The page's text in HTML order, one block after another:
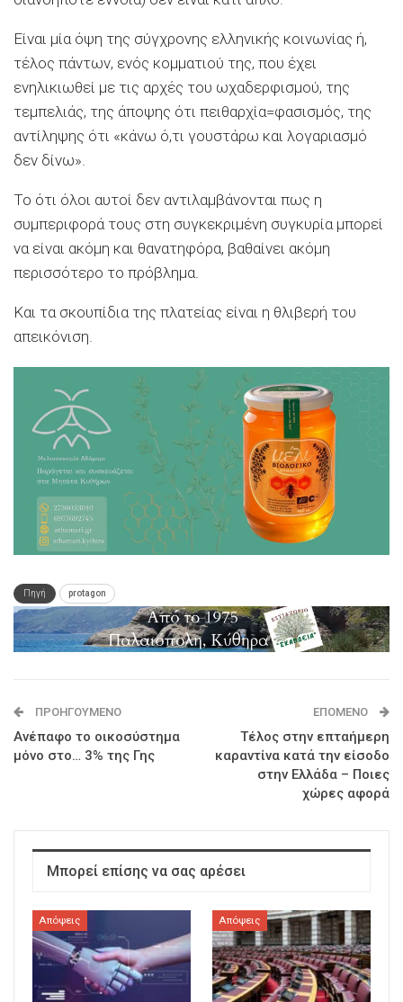
Είναι μία όψη της σύγχρονης ελληνικής κοινωνίας ή,
τέλος πάντων, ενός κομματιού της, που έχει
ενηλικιωθεί με τις αρχές του ωχαδερφισμού, της
τεμπελιάς, της άποψης ότι πειθαρχία=φασισμός, της
αντίληψης ότι «κάνω ό,τι γουστάρω και λογαριασμό
δεν δίνω».
Το ότι όλοι αυτοί δεν αντιλαμβάνονται πως η
συμπεριφορά τους στη συγκεκριμένη συγκυρία μπορεί
να είναι ακόμη και θανατηφόρα, βαθαίνει ακόμη
περισσότερο το πρόβλημα.
Και τα σκουπίδια της πλατείας είναι η θλιβερή του
απεικόνιση.
Πηγή protagon
ΠΡΟΗΓΟΎΜΕΝΟ
Aνέπαφο το οικοσύστημα
μόνο στο… 3% της Γης
ΕΠΌΜΕΝΟ
Τέλος στην επταήμερη
καραντίνα κατά την είσοδο
στην Ελλάδα – Ποιες
χώρες αφορά
Μπορεί επίσης να σας αρέσει
Απόψεις Απόψεις